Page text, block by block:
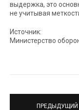
выдержка, это
не учитывая
Источник:
Министерство
ПРЕДЫДУЩИЙ